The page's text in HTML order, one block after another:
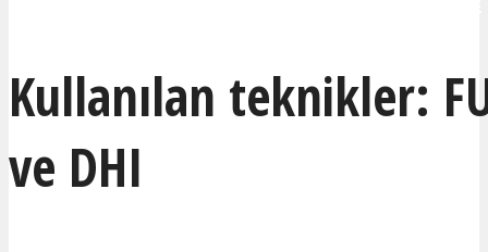
Kullanılan teknikler:
ve DHI